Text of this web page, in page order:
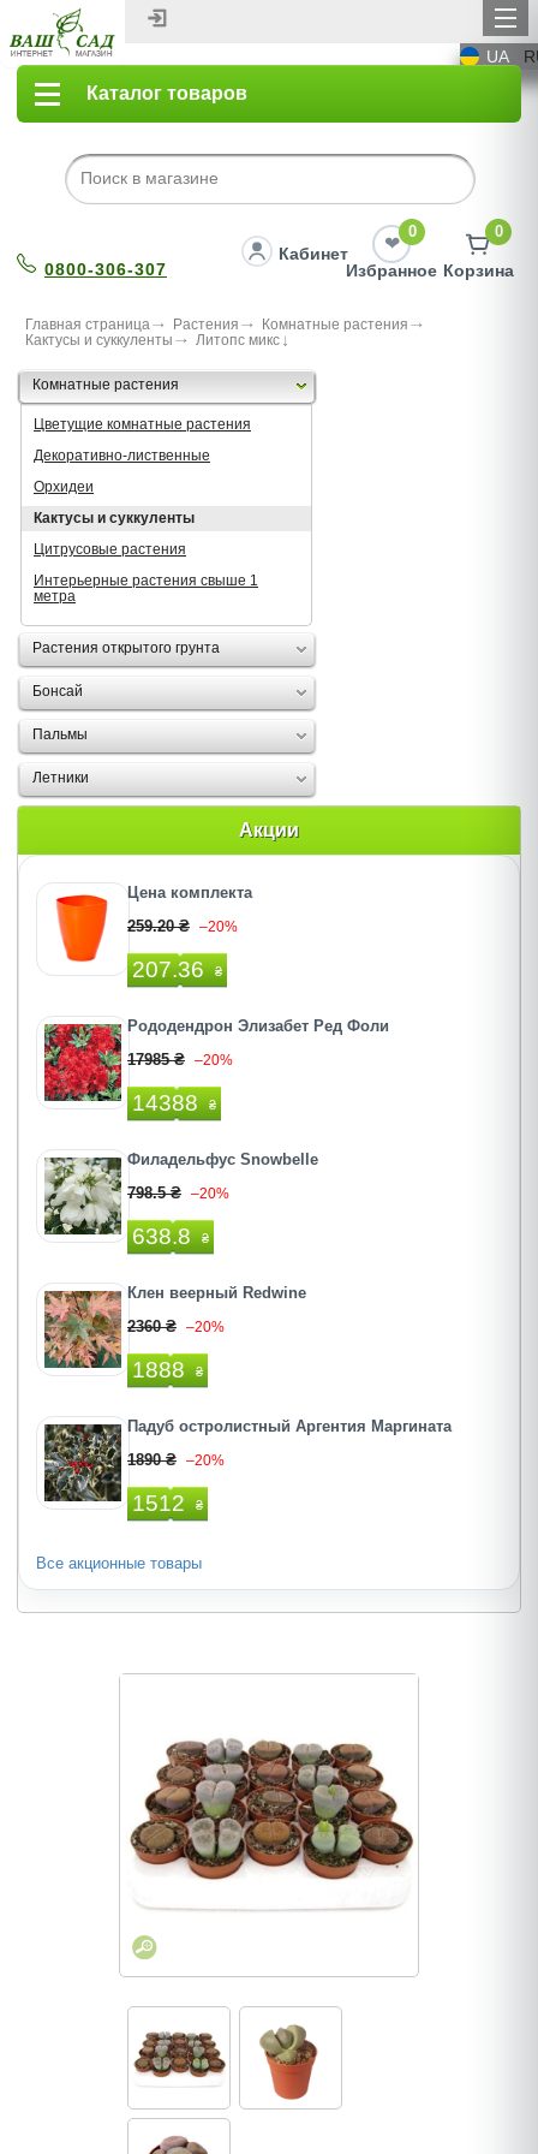
UA
Каталог товаров
0800-306-307
Кабинет
0
Избранное
0
Корзина
Главная страница Растения
Комнатные растения
Кактусы и суккуленты
Литопс микс
Комнатные растения
Цветущие комнатные растения
Декоративно-лиственные
Орхидеи
Кактусы и суккуленты
Цитрусовые растения
Интерьерные растения свыше 1
метра
Растения открытого грунта
Бонсай
Пальмы
Летники
Акции
Цена комплекта
259.20 ₴ –20%
207.36 ₴
Рододендрон Элизабет Ред Фоли
17985 ₴ –20%
14388 ₴
Филадельфус Snowbelle
798.5 ₴ –20%
638.8 ₴
Клен веерный Redwine
2360 ₴ –20%
1888 ₴
Падуб остролистный Аргентия Маргината
1890 ₴ –20%
1512 ₴
Все акционные товары